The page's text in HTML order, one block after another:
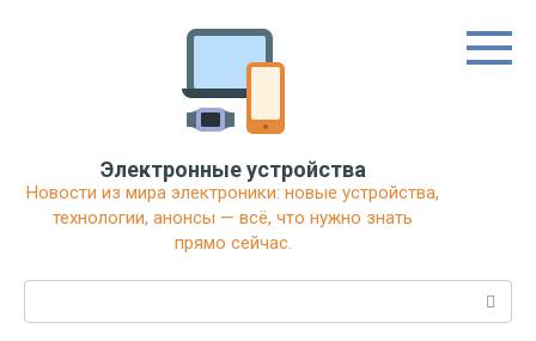
Электронные устройства
Новости из мира электроники: новые устройства,
технологии, анонсы — всё, что нужно знать
прямо сейчас.